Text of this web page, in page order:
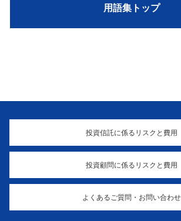
用語集トップ
投資信託に係るリスクと費用
投資顧問に係るリスクと費用
よくあるご質問・お問い合わせ